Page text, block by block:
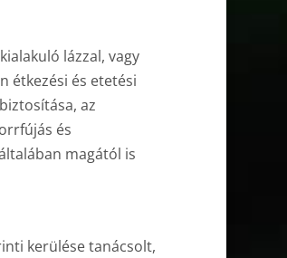
lázzal, vagy
étkezési és etetési
az
és
magától is
kerülése tanácsolt,